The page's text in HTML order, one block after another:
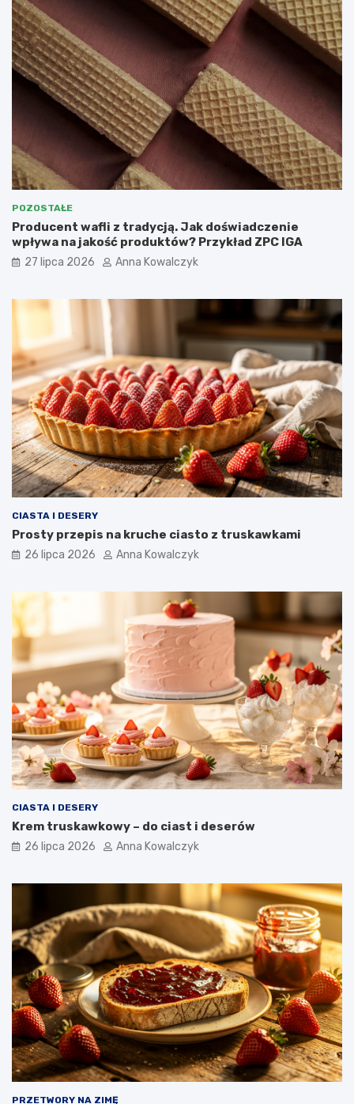
POZOSTAŁE
Producent wafli z tradycją. Jak doświadczenie
wpływa na jakość produktów? Przykład ZPC IGA
27 lipca 2026 Anna Kowalczyk
CIASTA I DESERY
Prosty przepis na kruche ciasto z truskawkami
26 lipca 2026 Anna Kowalczyk
CIASTA I DESERY
Krem truskawkowy – do ciast i deserów
26 lipca 2026 Anna Kowalczyk
PRZETWORY NA ZIMĘ